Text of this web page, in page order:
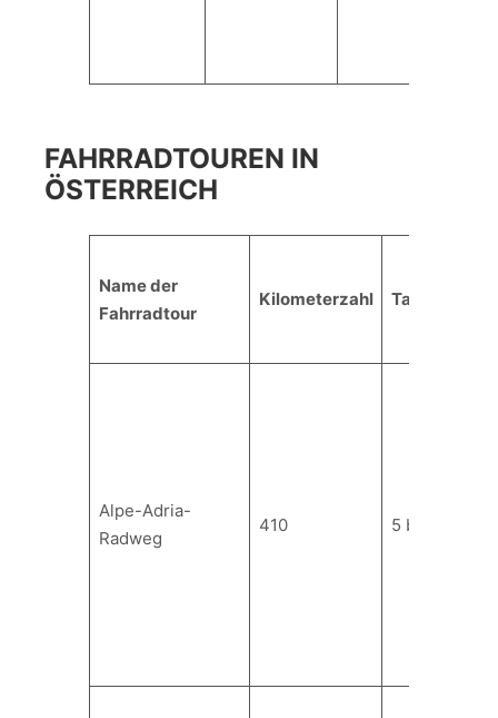
FAHRRADTOUREN IN
ÖSTERREICH
Name der
Fahrradtour
Kilometerzahl
Alpe-Adria-
Radweg
410 5 bis 9